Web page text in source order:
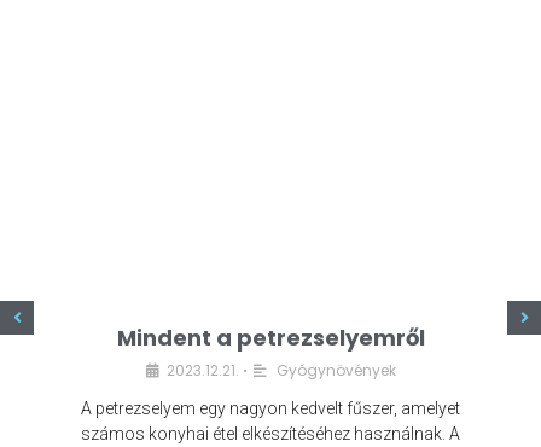
Mindent a petrezselyemről
2023.12.21. • Gyógynövények
A petrezselyem egy nagyon kedvelt fűszer, amelyet
számos konyhai étel elkészítéséhez használnak. A